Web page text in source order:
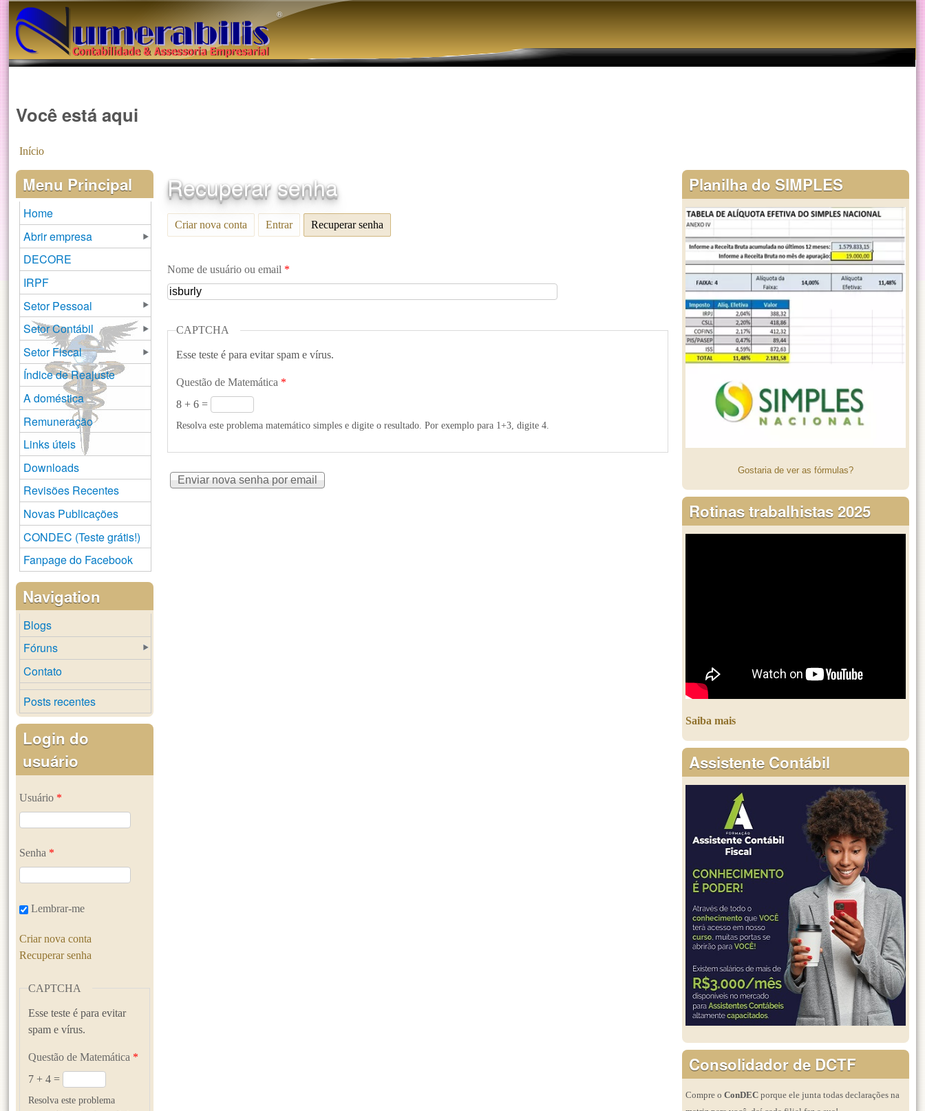
®️
Você está aqui
Início
Recuperar senha
Criar nova conta Entrar Recuperar senha
Nome de usuário ou email *
CAPTCHA
Esse teste é para evitar spam e vírus.
Questão de Matemática *
8 + 6 =
Resolva este problema matemático simples e digite o resultado. Por exemplo para 1+3, digite 4.
Menu Principal
Home
Abrir empresa
DECORE
IRPF
Setor Pessoal
Setor Contábil
Setor Fiscal
Índice de Reajuste
A doméstica
Remuneração
Links úteis
Downloads
Revisões Recentes
Novas Publicações
CONDEC (Teste grátis!)
Fanpage do Facebook
Navigation
Blogs
Fóruns
Contato
Posts recentes
Login do
usuário
Usuário *
Senha *
Lembrar-me
Criar nova conta
Recuperar senha
CAPTCHA
Esse teste é para evitar
spam e vírus.
Questão de Matemática *
7 + 4 =
Resolva este problema
Planilha do SIMPLES
Gostaria de ver as fórmulas?
Rotinas trabalhistas 2025
Saiba mais
Assistente Contábil
Consolidador de DCTF
Compre o ConDEC porque ele junta todas declarações na